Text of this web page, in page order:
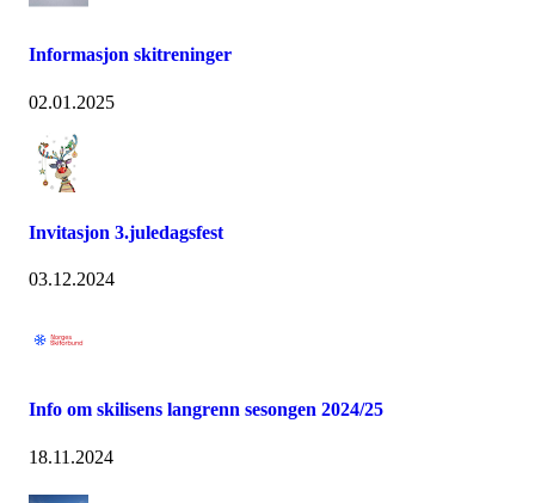
Informasjon skitreninger
02.01.2025
Invitasjon 3.juledagsfest
03.12.2024
Info om skilisens langrenn sesongen 2024/25
18.11.2024